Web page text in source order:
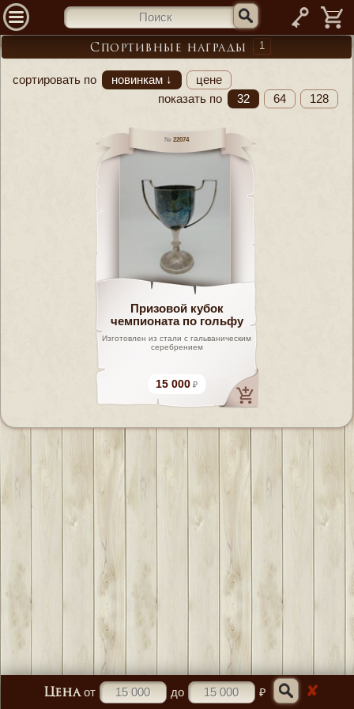
—
Спортивные награды 1
сортировать по новинкам ↓
цене
показать по
32 64 128
22074
Призовой кубок
чемпионата по гольфу
Изготовлен из стали с гальваническим
серебрением
15 000
Ценаот до ₽ ✘